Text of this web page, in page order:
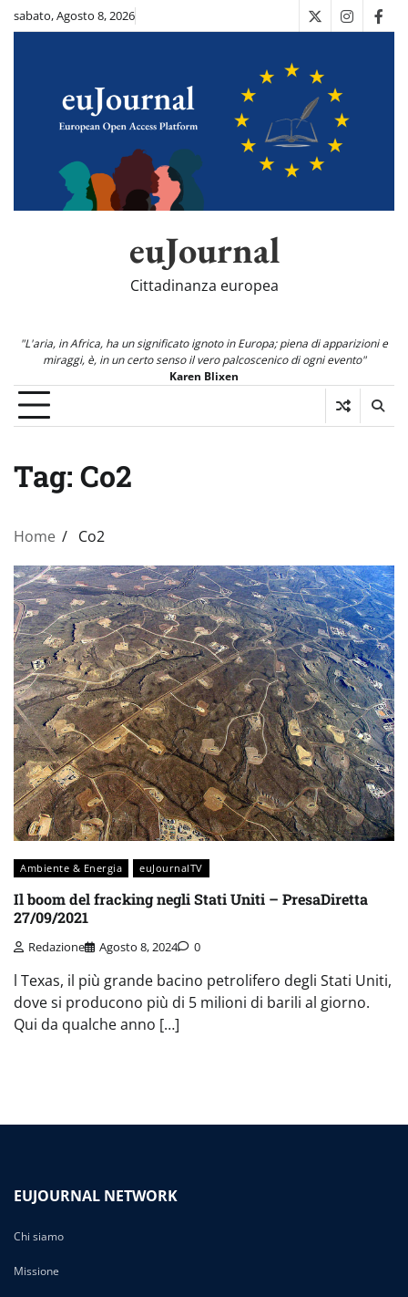
Skipsabato, Agosto 8, 2026 X
euJournal
Cittadinanza europea
"L'aria, in Africa, ha un significato ignoto in Europa; piena di apparizioni e
miraggi, è, in un certo senso il vero palcoscenico di ogni evento"
Karen Blixen
Tag: Co2
Home Co2
Ambiente & Energia euJournalTV
Il boom del fracking negli Stati Uniti – PresaDiretta
27/09/2021
Redazione Agosto 8, 2024 0
l Texas, il più grande bacino petrolifero degli Stati Uniti,
dove si producono più di 5 milioni di barili al giorno.
Qui da qualche anno […]
EUJOURNAL NETWORK
Chi siamo
Missione